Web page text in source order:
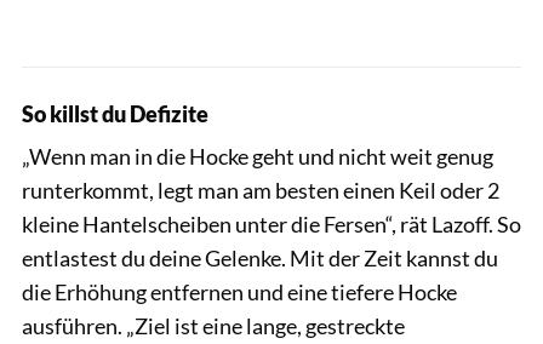
So killst du Defizite
„Wenn man in die Hocke geht und nicht weit genug
runterkommt, legt man am besten einen Keil oder 2
kleine Hantelscheiben unter die Fersen“, rät Lazoff. So
entlastest du deine Gelenke. Mit der Zeit kannst du
die Erhöhung entfernen und eine tiefere Hocke
ausführen. „Ziel ist eine lange, gestreckte